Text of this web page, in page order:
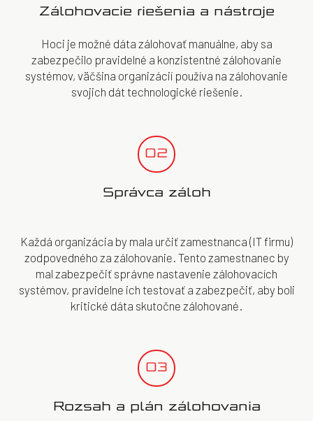
Zálohovacie riešenia a nástroje
Hoci je možné dáta zálohovať manuálne, aby sa
zabezpečilo pravidelné a konzistentné zálohovanie
systémov, väčšina organizácií používa na zálohovanie
svojich dát technologické riešenie.
02
Správca záloh
Každá organizácia by mala určiť zamestnanca (IT firmu)
zodpovedného za zálohovanie. Tento zamestnanec by
mal zabezpečiť správne nastavenie zálohovacích
systémov, pravidelne ich testovať a zabezpečiť, aby boli
kritické dáta skutočne zálohované.
03
Rozsah a plán zálohovania